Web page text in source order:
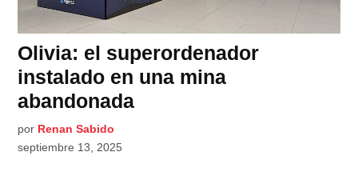
Olivia: el superordenador
instalado en una mina
abandonada
por Renan Sabido
septiembre 13, 2025